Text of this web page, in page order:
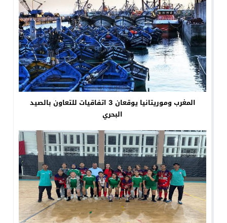
المغرب وموريتانيا يوقعان 3 اتفاقيات للتعاون بالصيد
البحري